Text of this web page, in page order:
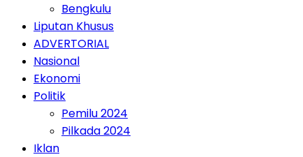
Bengkulu
Liputan Khusus
ADVERTORIAL
Nasional
Ekonomi
Politik
Pemilu 2024
Pilkada 2024
Iklan